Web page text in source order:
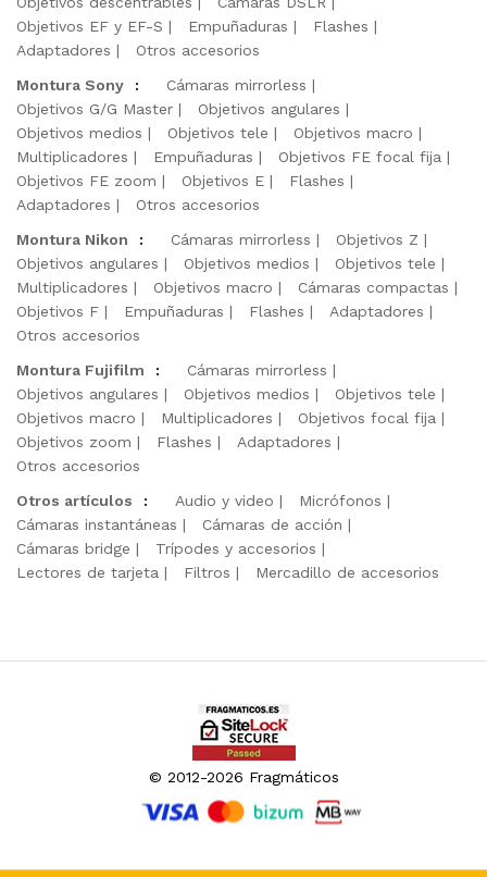
Objetivos EF y EF-S
Empuñaduras
Flashes
Adaptadores
Otros accesorios
Montura Sony
:
Cámaras mirrorless
Objetivos G/G Master
Objetivos angulares
Objetivos medios
Objetivos tele
Objetivos macro
Multiplicadores
Empuñaduras
Objetivos FE focal fija
Objetivos FE zoom
Objetivos E
Flashes
Adaptadores
Otros accesorios
Montura Nikon
: Cámaras mirrorless
Objetivos Z
Objetivos angulares
Objetivos medios
Objetivos tele
Multiplicadores
Objetivos macro
Cámaras compactas
Objetivos F
Empuñaduras Flashes
Adaptadores
Otros accesorios
Montura Fujifilm
:
Cámaras mirrorless
Objetivos angulares
Objetivos medios
Objetivos tele
Objetivos macro
Multiplicadores
Objetivos focal fija
Objetivos zoom
Flashes
Adaptadores
Otros accesorios
Otros artículos
: Audio y video
Micrófonos
Cámaras instantáneas
Cámaras de acción
Cámaras bridge
Trípodes y accesorios
Lectores de tarjeta
Filtros Mercadillo de accesorios
© 2012-2026 Fragmáticos